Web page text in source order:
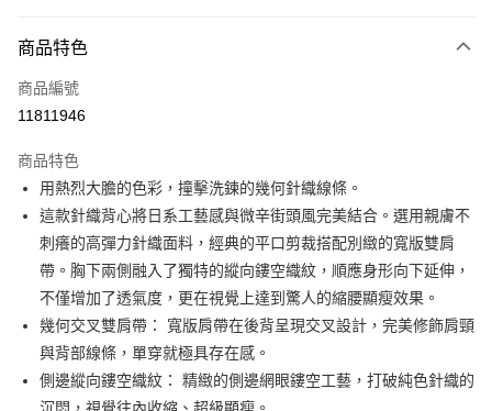
LINE Pay
Apple Pay
悠遊付
大哥付你分期
相關說明
【大哥付你分期使用說明】
1.本服務由台灣大哥大提供，台灣大哥大用戶可立即使用無須另外申請。
2.付款方式選擇「大哥付你分期」，訂單成立後會自動跳轉到大哥付的交易
流程，驗證手機門號後，選擇欲分期的期數、繳款截止日，確認付款後即完
成交易。
3.實際核准額度、可分期數及費用金額請依後續交易確認頁面所載為準。
4.訂單成立30分鐘內，如未前往確認交易或遇審核未通過，訂單將自動取
消。如遇「轉專審核」未通過狀況，表示未達大哥付你分期系統評分，恕無
AFTEE先享後付
相關說明
【關於「AFTEE先享後付」】
AFTEE先享後付是「在收到商品之後才付款」的支付方式。 讓您購物簡單
便利好安心！
１．簡單：不需註冊會員、不需綁卡、不需儲值。
ATM付款
運送方式
商品特色
商品編號
11811946
商品特色
用熱烈大膽的色彩，撞擊洗鍊的幾何針織線條。
這款針織背心將日系工藝感與微辛街頭風完美結合。選用親膚不
刺癢的高彈力針織面料，經典的平口剪裁搭配別緻的寬版雙肩
帶。胸下兩側融入了獨特的縱向鏤空織紋，順應身形向下延伸，
不僅增加了透氣度，更在視覺上達到驚人的縮腰顯瘦效果。
幾何交叉雙肩帶： 寬版肩帶在後背呈現交叉設計，完美修飾肩頸
與背部線條，單穿就極具存在感。
側邊縱向鏤空織紋： 精緻的側邊網眼鏤空工藝，打破純色針織的